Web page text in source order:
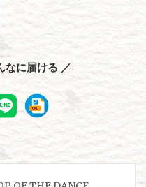
なに届ける ／